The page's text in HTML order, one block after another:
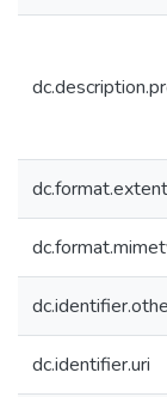
dc.format.extent
dc.identifier.uri